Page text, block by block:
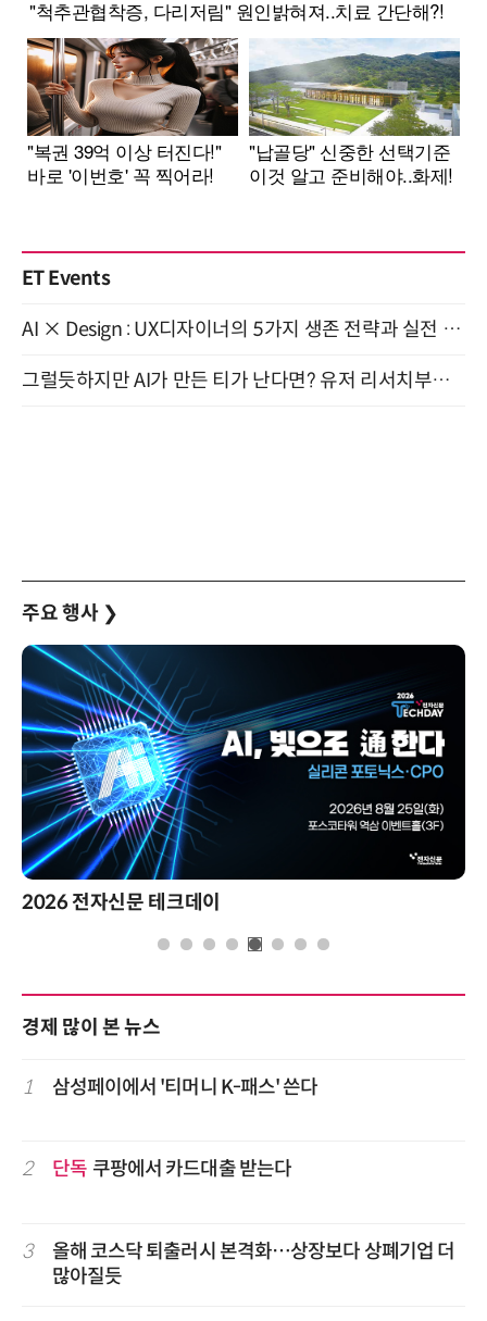
ET Events
AI × Design : UX디자이너의 5가지 생존 전략과 실전 대응 8월 28일 개최
그럴듯하지만 AI가 만든 티가 난다면? 유저 리서치부터 배포까지! (9/15)
주요 행사 ❯
2026 전자신문 테크데이
경제 많이 본 뉴스
1 삼성페이에서 '티머니 K-패스' 쓴다
2 단독 쿠팡에서 카드대출 받는다
3
올해 코스닥 퇴출러시 본격화…상장보다 상폐기업 더
많아질듯